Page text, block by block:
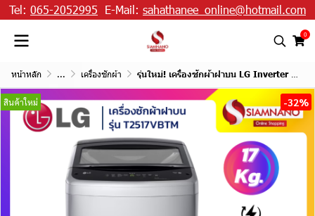
Tel: 065-2052995 E-Mail: sahathanee_online@hotmail.com
0
หน้าหลัก ... เครื่องซักผ้า รุ่นใหม่! เครื่องซักผ้าฝาบน LG Inverter รุ่น T2517VBTM ขนาด 17 KG
สินค้าใหม่ -32%